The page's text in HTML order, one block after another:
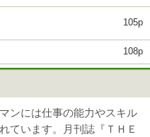
105p
108p
ンには仕事の能力やスキル
ています。月刊誌『ＴＨＥ